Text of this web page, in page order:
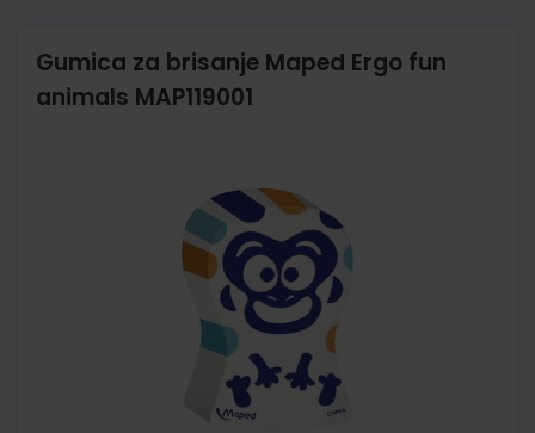
Gumica za brisanje Maped Ergo fun
animals MAP119001